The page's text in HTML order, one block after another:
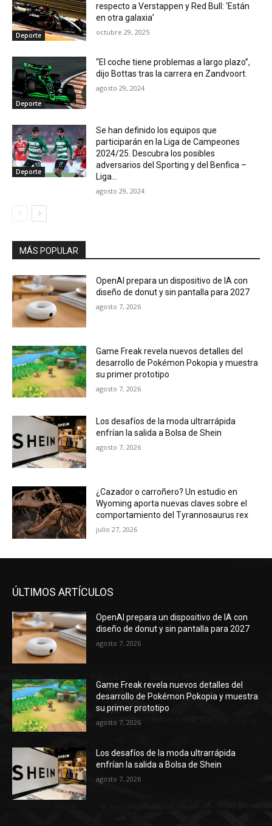
Deporte
respecto a Verstappen y Red Bull: ‘Están
en otra galaxia’
octubre 29, 2025
Deporte
“El coche tiene problemas a largo plazo”,
dijo Bottas tras la carrera en Zandvoort.
agosto 29, 2024
Deporte
Se han definido los equipos que
participarán en la Liga de Campeones
2024/25. Descubra los posibles
adversarios del Sporting y del Benfica –
Liga...
agosto 29, 2024
MÁS POPULAR
OpenAI prepara un dispositivo de IA con
diseño de donut y sin pantalla para 2027
agosto 7, 2026
Game Freak revela nuevos detalles del
desarrollo de Pokémon Pokopia y muestra
su primer prototipo
agosto 7, 2026
Los desafíos de la moda ultrarrápida
enfrían la salida a Bolsa de Shein
agosto 7, 2026
¿Cazador o carroñero? Un estudio en
Wyoming aporta nuevas claves sobre el
comportamiento del Tyrannosaurus rex
julio 27, 2026
ÚLTIMOS ARTÍCULOS
OpenAI prepara un dispositivo de IA con
diseño de donut y sin pantalla para 2027
agosto 7, 2026
Game Freak revela nuevos detalles del
desarrollo de Pokémon Pokopia y muestra
su primer prototipo
agosto 7, 2026
Los desafíos de la moda ultrarrápida
enfrían la salida a Bolsa de Shein
agosto 7, 2026